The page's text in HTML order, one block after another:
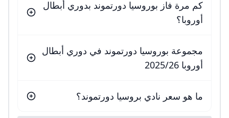
كم مرة فاز بوروسيا دورتموند بدوري أبطال
أوروبا؟
مجموعة بوروسيا دورتموند في دوري أبطال
أوروبا 2025/26
ما هو سعر نادي بروسيا دورتموند؟